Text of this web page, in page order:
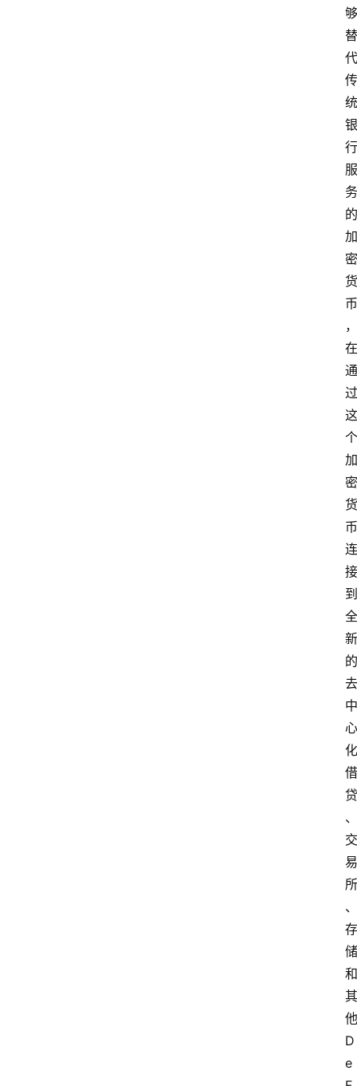
够
替
代
传
统
银
行
服
务
的
加
密
货
币
，
在
通
过
这
个
加
密
货
币
连
接
到
全
新
的
去
中
心
化
借
贷
、
交
易
所
、
存
储
和
其
他
D
e